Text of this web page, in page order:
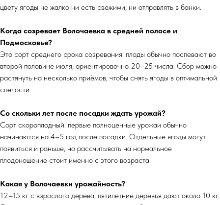
цвету ягоды не жалко ни есть свежими, ни отправлять в банки.
Когда созревает Волочаевка в средней полосе и
Подмосковье?
Это сорт среднего срока созревания: плоды обычно поспевают во
второй половине июля, ориентировочно 20–25 числа. Сбор можно
растянуть на несколько приёмов, чтобы снять ягоды в оптимальной
спелости.
Со скольки лет после посадки ждать урожай?
Сорт скороплодный: первые полноценные урожаи обычно
начинаются на 4–5 год после посадки. Отдельные ягоды могут
появиться и раньше, но рассчитывать на нормальное
плодоношение стоит именно с этого возраста.
Какая у Волочаевки урожайность?
12–15 кг с взрослого дерева, пятилетние деревья дают около 10 кг.